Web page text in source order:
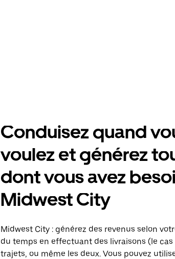
Conduisez quand
voulez et générez
dont vous avez
Midwest City
Midwest City : générez des revenus selon
du temps en effectuant des livraisons (le
trajets, ou même les deux. Vous pouvez